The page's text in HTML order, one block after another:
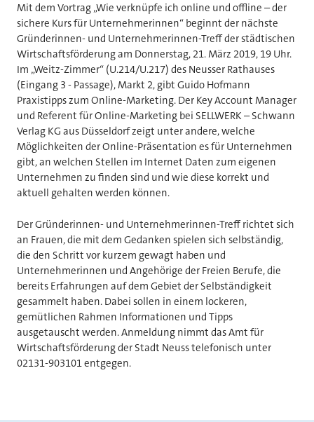
Mit dem Vortrag „Wie verknüpfe ich online und offline – der
sichere Kurs für Unternehmerinnen“ beginnt der nächste
Gründerinnen- und Unternehmerinnen-Treff der städtischen
Wirtschaftsförderung am Donnerstag, 21. März 2019, 19 Uhr.
Im „Weitz-Zimmer“ (U.214/U.217) des Neusser Rathauses
(Eingang 3 - Passage), Markt 2, gibt Guido Hofmann
Praxistipps zum Online-Marketing. Der Key Account Manager
und Referent für Online-Marketing bei SELLWERK – Schwann
Verlag KG aus Düsseldorf zeigt unter andere, welche
Möglichkeiten der Online-Präsentation es für Unternehmen
gibt, an welchen Stellen im Internet Daten zum eigenen
Unternehmen zu finden sind und wie diese korrekt und
aktuell gehalten werden können.
Der Gründerinnen- und Unternehmerinnen-Treff richtet sich
an Frauen, die mit dem Gedanken spielen sich selbständig,
die den Schritt vor kurzem gewagt haben und
Unternehmerinnen und Angehörige der Freien Berufe, die
bereits Erfahrungen auf dem Gebiet der Selbständigkeit
gesammelt haben. Dabei sollen in einem lockeren,
gemütlichen Rahmen Informationen und Tipps
ausgetauscht werden. Anmeldung nimmt das Amt für
Wirtschaftsförderung der Stadt Neuss telefonisch unter
02131-903101 entgegen.